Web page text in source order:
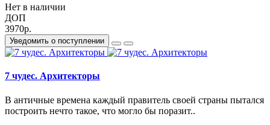
Нет в наличии
ДОП
3970р.
Уведомить о поступлении
7 чудес. Архитекторы
В античные времена каждый правитель своей страны пытался
построить нечто такое, что могло бы поразит..